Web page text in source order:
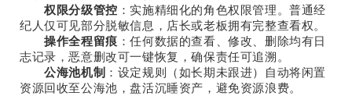
‌权限分级管控 ‌：实施精细化的角色权限管理。普通经
纪人仅可见部分脱敏信息，店长或老板拥有完整查看权。
‌操作全程留痕 ‌：任何数据的查看、修改、删除均有日
志记录，恶意删改可一键恢复，确保责任可追溯。
‌公海池机制 ‌：设定规则（如长期未跟进）自动将闲置
资源回收至公海池，盘活沉睡资产，避免资源浪费。